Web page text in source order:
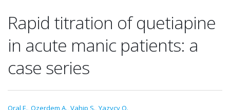
Rapid titration of quetiapine
in acute manic patients: a
case series
Oral E.,Ozerdem A.,Vahip S.,Yazycy O.